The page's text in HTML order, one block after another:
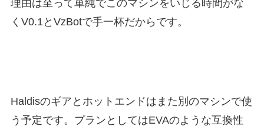
理由は至って単純でこのマシンをいじる時間がな
くV0.1とVzBotで手一杯だからです。
Haldisのギアとホットエンドはまた別のマシンで使
う予定です。プランとしてはEVAのような互換性